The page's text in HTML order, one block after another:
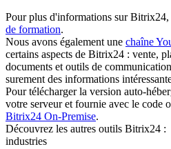
Pour plus d'informations sur Bitrix24,
de formation.
Nous avons également une chaîne
certains aspects de Bitrix24 : vente,
documents et outils de
surement des informations
Pour télécharger la version auto-
votre serveur et fournie avec le code
Bitrix24 On-Premise.
Découvrez les autres outils Bitrix24 :
industries